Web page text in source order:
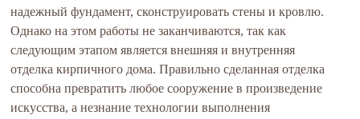
надежный фундамент, сконструировать стены и кровлю.
Однако на этом работы не заканчиваются, так как
следующим этапом является внешняя и внутренняя
отделка кирпичного дома. Правильно сделанная отделка
способна превратить любое сооружение в произведение
искусства, а незнание технологии выполнения